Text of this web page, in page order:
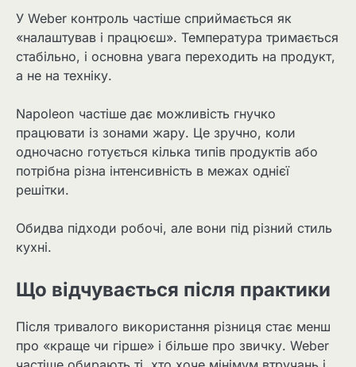
У Weber контроль частіше сприймається як
«налаштував і працюєш». Температура тримається
стабільно, і основна увага переходить на продукт,
а не на техніку.
Napoleon частіше дає можливість гнучко
працювати із зонами жару. Це зручно, коли
одночасно готується кілька типів продуктів або
потрібна різна інтенсивність в межах однієї
решітки.
Обидва підходи робочі, але вони під різний стиль
кухні.
Що відчувається після практики
Після тривалого використання різниця стає менш
про «краще чи гірше» і більше про звичку. Weber